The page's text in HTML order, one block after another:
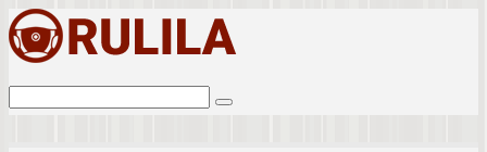
Перейти
контенту
Поиск: